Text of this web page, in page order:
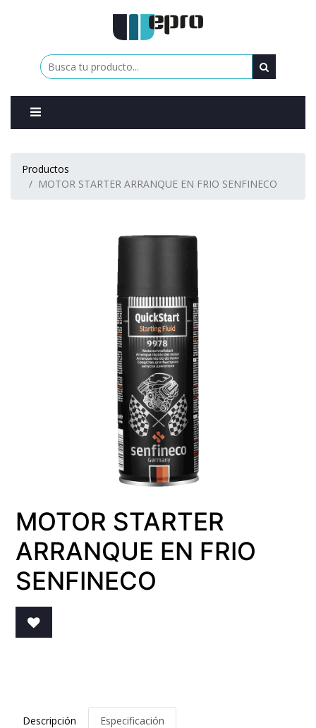
Productos
MOTOR STARTER ARRANQUE EN FRIO SENFINECO
MOTOR STARTER
ARRANQUE EN FRIO
SENFINECO
Descripción Especificación